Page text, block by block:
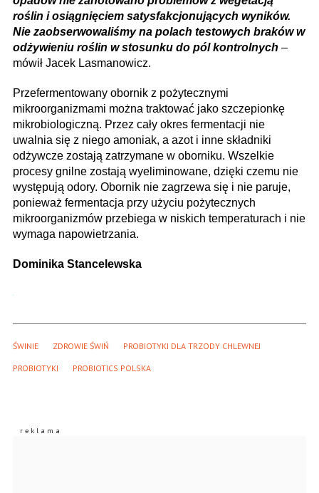
roślin i osiągnięciem satysfakcjonujących wyników.
Nie zaobserwowaliśmy na polach testowych braków w
odżywieniu roślin w stosunku do pól kontrolnych –
mówił Jacek Lasmanowicz.
Przefermentowany obornik z pożytecznymi
mikroorganizmami można traktować jako szczepionkę
mikrobiologiczną. Przez cały okres fermentacji nie
uwalnia się z niego amoniak, a azot i inne składniki
odżywcze zostają zatrzymane w oborniku. Wszelkie
procesy gnilne zostają wyeliminowane, dzięki czemu nie
występują odory. Obornik nie zagrzewa się i nie paruje,
ponieważ fermentacja przy użyciu pożytecznych
mikroorganizmów przebiega w niskich temperaturach i nie
wymaga napowietrzania.
Dominika Stancelewska
ŚWINIE ZDROWIE ŚWIŃ PROBIOTYKI DLA TRZODY CHLEWNEJ
PROBIOTYKI PROBIOTICS POLSKA